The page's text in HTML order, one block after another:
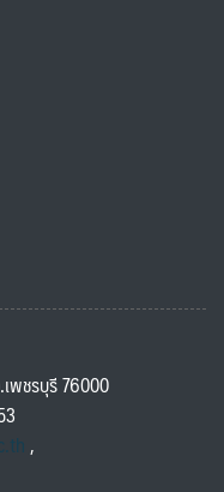
พชรบุรี 76000
,